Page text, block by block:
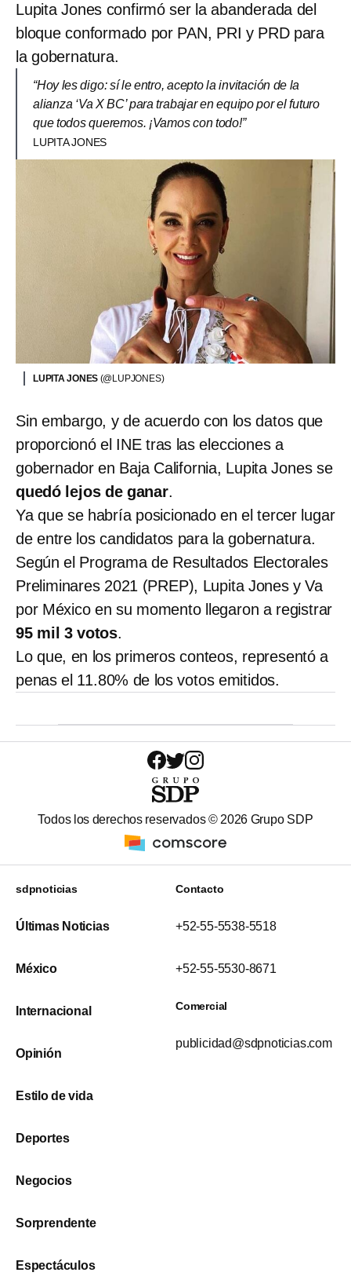
Lupita Jones confirmó ser la abanderada del
bloque conformado por PAN, PRI y PRD para
la gobernatura.
“Hoy les digo: sí le entro, acepto la invitación de la
alianza ‘Va X BC’ para trabajar en equipo por el futuro
que todos queremos. ¡Vamos con todo!”
LUPITA JONES
LUPITA JONES (@LUPJONES)
Sin embargo, y de acuerdo con los datos que
proporcionó el INE tras las elecciones a
gobernador en Baja California, Lupita Jones se
quedó lejos de ganar.
Ya que se habría posicionado en el tercer lugar
de entre los candidatos para la gobernatura.
Según el Programa de Resultados Electorales
Preliminares 2021 (PREP), Lupita Jones y Va
por México en su momento llegaron a registrar
95 mil 3 votos.
Lo que, en los primeros conteos, representó a
penas el 11.80% de los votos emitidos.
Todos los derechos reservados © 2026 Grupo SDP
sdpnoticias
Últimas Noticias
México
Internacional
Opinión
Estilo de vida
Deportes
Negocios
Sorprendente
Espectáculos
Contacto
+52-55-5538-5518
+52-55-5530-8671
Comercial
publicidad@sdpnoticias.com